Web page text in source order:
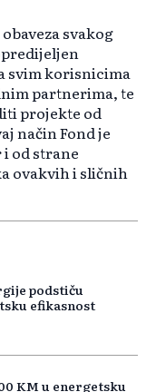
svakog
svim korisnicima
partnerima, te
projekte od
način Fond je
od strane
ovakvih i sličnih
podstiču
efikasnost
KM u energetsku